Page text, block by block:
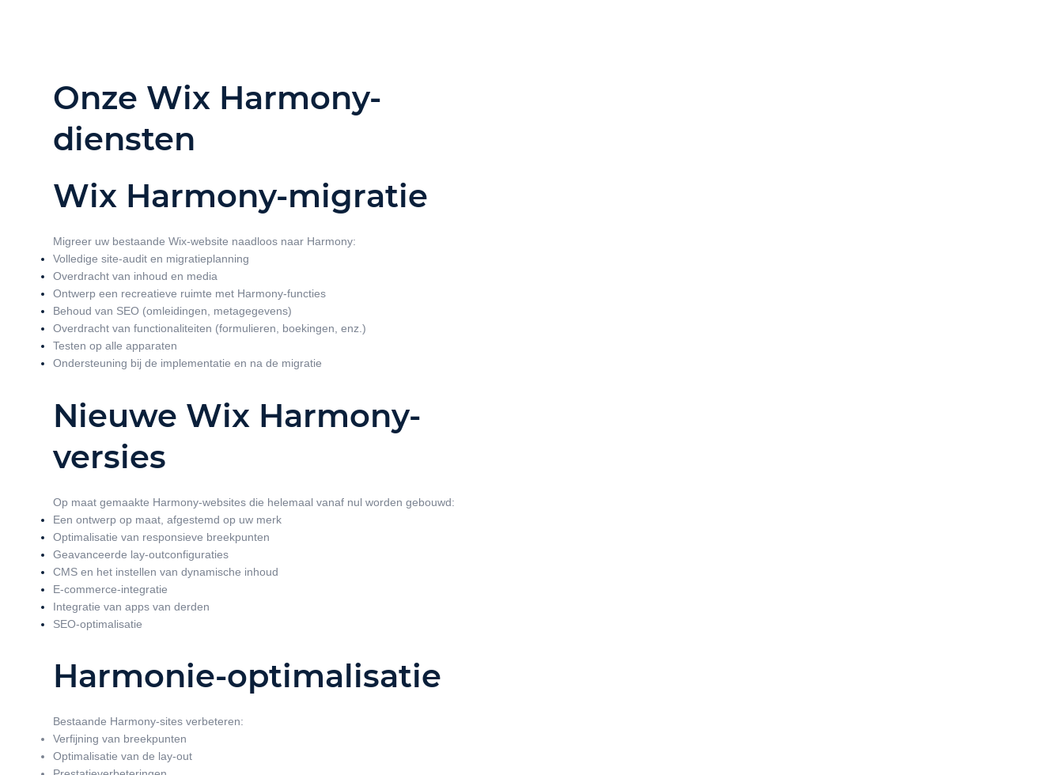
Onze Wix Harmony-
diensten
Wix Harmony-migratie
Migreer uw bestaande Wix-website naadloos naar Harmony:
Volledige site-audit en migratieplanning
Overdracht van inhoud en media
Ontwerp een recreatieve ruimte met Harmony-functies
Behoud van SEO (omleidingen, metagegevens)
Overdracht van functionaliteiten (formulieren, boekingen, enz.)
Testen op alle apparaten
Ondersteuning bij de implementatie en na de migratie
Nieuwe Wix Harmony-
versies
Op maat gemaakte Harmony-websites die helemaal vanaf nul worden gebouwd:
Een ontwerp op maat, afgestemd op uw merk
Optimalisatie van responsieve breekpunten
Geavanceerde lay-outconfiguraties
CMS en het instellen van dynamische inhoud
E-commerce-integratie
Integratie van apps van derden
SEO-optimalisatie
Harmonie-optimalisatie
Bestaande Harmony-sites verbeteren:
Verfijning van breekpunten
Optimalisatie van de lay-out